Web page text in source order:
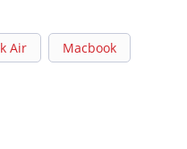
Air Macbook